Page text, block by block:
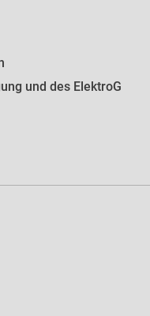
und des ElektroG